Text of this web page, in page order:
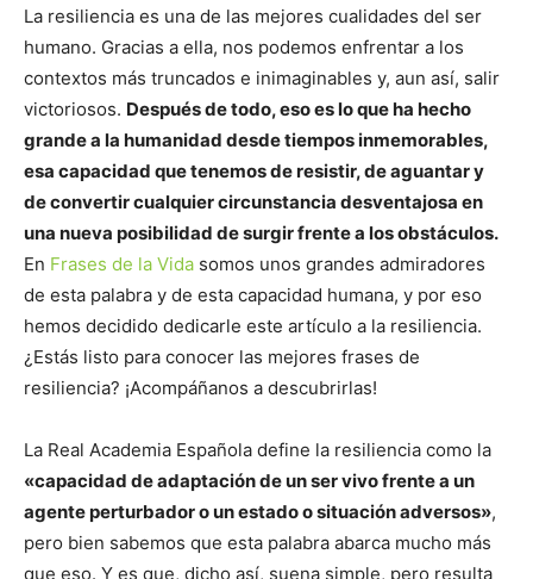
La resiliencia es una de las mejores cualidades del ser
humano. Gracias a ella, nos podemos enfrentar a los
contextos más truncados e inimaginables y, aun así, salir
victoriosos. Después de todo, eso es lo que ha hecho
grande a la humanidad desde tiempos inmemorables,
esa capacidad que tenemos de resistir, de aguantar y
de convertir cualquier circunstancia desventajosa en
una nueva posibilidad de surgir frente a los obstáculos.
En Frases de la Vida somos unos grandes admiradores
de esta palabra y de esta capacidad humana, y por eso
hemos decidido dedicarle este artículo a la resiliencia.
¿Estás listo para conocer las mejores frases de
resiliencia? ¡Acompáñanos a descubrirlas!
La Real Academia Española define la resiliencia como la
«capacidad de adaptación de un ser vivo frente a un
agente perturbador o un estado o situación adversos»,
pero bien sabemos que esta palabra abarca mucho más
que eso. Y es que, dicho así, suena simple, pero resulta